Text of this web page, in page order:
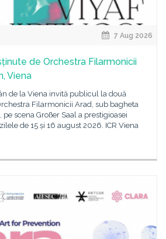
7 Aug 2026
de Orchestra Filarmonicii
Viena
de la Viena invită publicul la două
Filarmonicii Arad, sub bagheta
scena Großer Saal a prestigioasei
de 15 și 16 august 2026. ICR Viena